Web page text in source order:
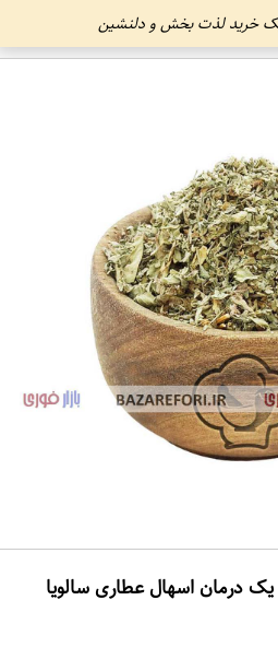
یک خرید لذت بخش و دلنشین
درمان اسهال عطاری سالویا